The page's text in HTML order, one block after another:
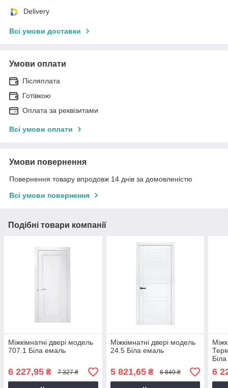
Delivery
Всі умови доставки
Умови оплати
Післяплата
Готівкою
Оплата за реквізитами
Всі умови оплати
Умови повернення
Повернення товару впродовж 14 днів за домовленістю
Всі умови повернення
Подібні товари компанії
Міжкімнатні двері модель
707.1 Біла емаль
6 227,95 ₴ 7 327 ₴
Міжкімнатні двері модель
24.5 Біла емаль
5 821,65₴ 6 849 ₴ 6